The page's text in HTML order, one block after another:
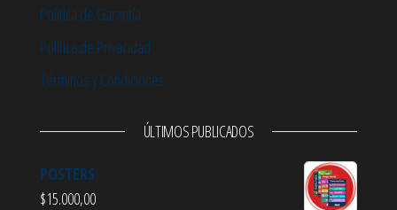
Política de Garantía
Política de Privacidad
Términos y Condiciones
ÚLTIMOS PUBLICADOS
POSTERS
$15.000,00